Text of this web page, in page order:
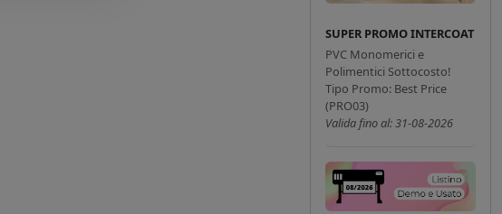
SUPER PROMO INTERCOAT
PVC Monomerici e
Polimentici Sottocosto!
Tipo Promo: Best Price
(PRO03)
Valida fino al: 31-08-2026